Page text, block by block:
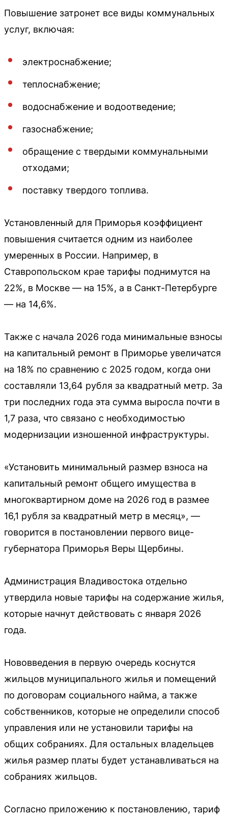
Повышение затронет все виды коммунальных
услуг, включая:
электроснабжение;
теплоснабжение;
водоснабжение и водоотведение;
газоснабжение;
обращение с твердыми коммунальными
отходами;
поставку твердого топлива.
Установленный для Приморья коэффициент
повышения считается одним из наиболее
умеренных в России. Например, в
Ставропольском крае тарифы поднимутся на
22%, в Москве — на 15%, а в Санкт-Петербурге
— на 14,6%.
Также с начала 2026 года минимальные взносы
на капитальный ремонт в Приморье увеличатся
на 18% по сравнению с 2025 годом, когда они
составляли 13,64 рубля за квадратный метр. За
три последних года эта сумма выросла почти в
1,7 раза, что связано с необходимостью
модернизации изношенной инфраструктуры.
«Установить минимальный размер взноса на
капитальный ремонт общего имущества в
многоквартирном доме на 2026 год в размее
16,1 рубля за квадратный метр в месяц», —
говорится в постановлении первого вице-
губернатора Приморья Веры Щербины.
Администрация Владивостока отдельно
утвердила новые тарифы на содержание жилья,
которые начнут действовать с января 2026
года.
Нововведения в первую очередь коснутся
жильцов муниципального жилья и помещений
по договорам социального найма, а также
собственников, которые не определили способ
управления или не установили тарифы на
общих собраниях. Для остальных владельцев
жилья размер платы будет устанавливаться на
собраниях жильцов.
Согласно приложению к постановлению, тариф